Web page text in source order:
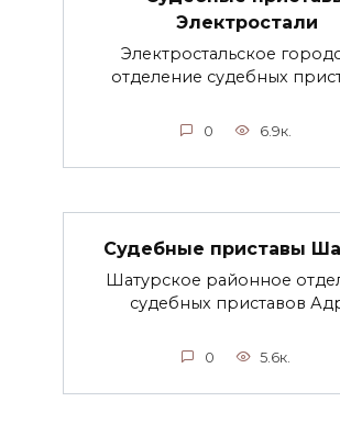
Электростали
Электростальское
отделение судебных
0 6.9к.
Судебные приставы
Шатурское районное
судебных приставов
0 5.6к.